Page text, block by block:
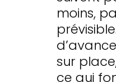
moins,
sur
ce qui